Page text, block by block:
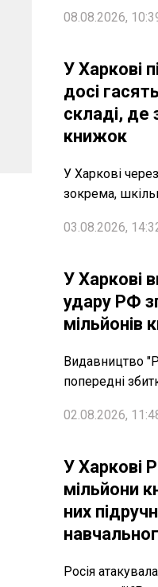
08.08.2026,
У Харкові
досі
складі, де
книжок
У Харкові
зокрема,
03.08.2026,
У Харкові
удару РФ
мільйонів
Видавництво
попередні
02.08.2026,
У Харкові
мільйони
них
Росія